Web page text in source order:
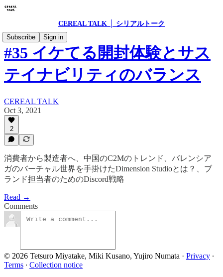
CEREAL TALK │ シリアルトーク
Subscribe
Sign in
#35 イケてる開封体験とサス
テイナビリティのバランス
CEREAL TALK
Oct 3, 2021
2
消費者から製造者へ、中国のC2Mのトレンド、バレンシア
ガのバーチャル世界を手掛けたDimension Studioとは？、ブ
ランド担当者のためのDiscord戦略
Read →
Comments
© 2026 Tetsuro Miyatake, Miki Kusano, Yujiro Numata · Privacy ∙
Terms ∙ Collection notice